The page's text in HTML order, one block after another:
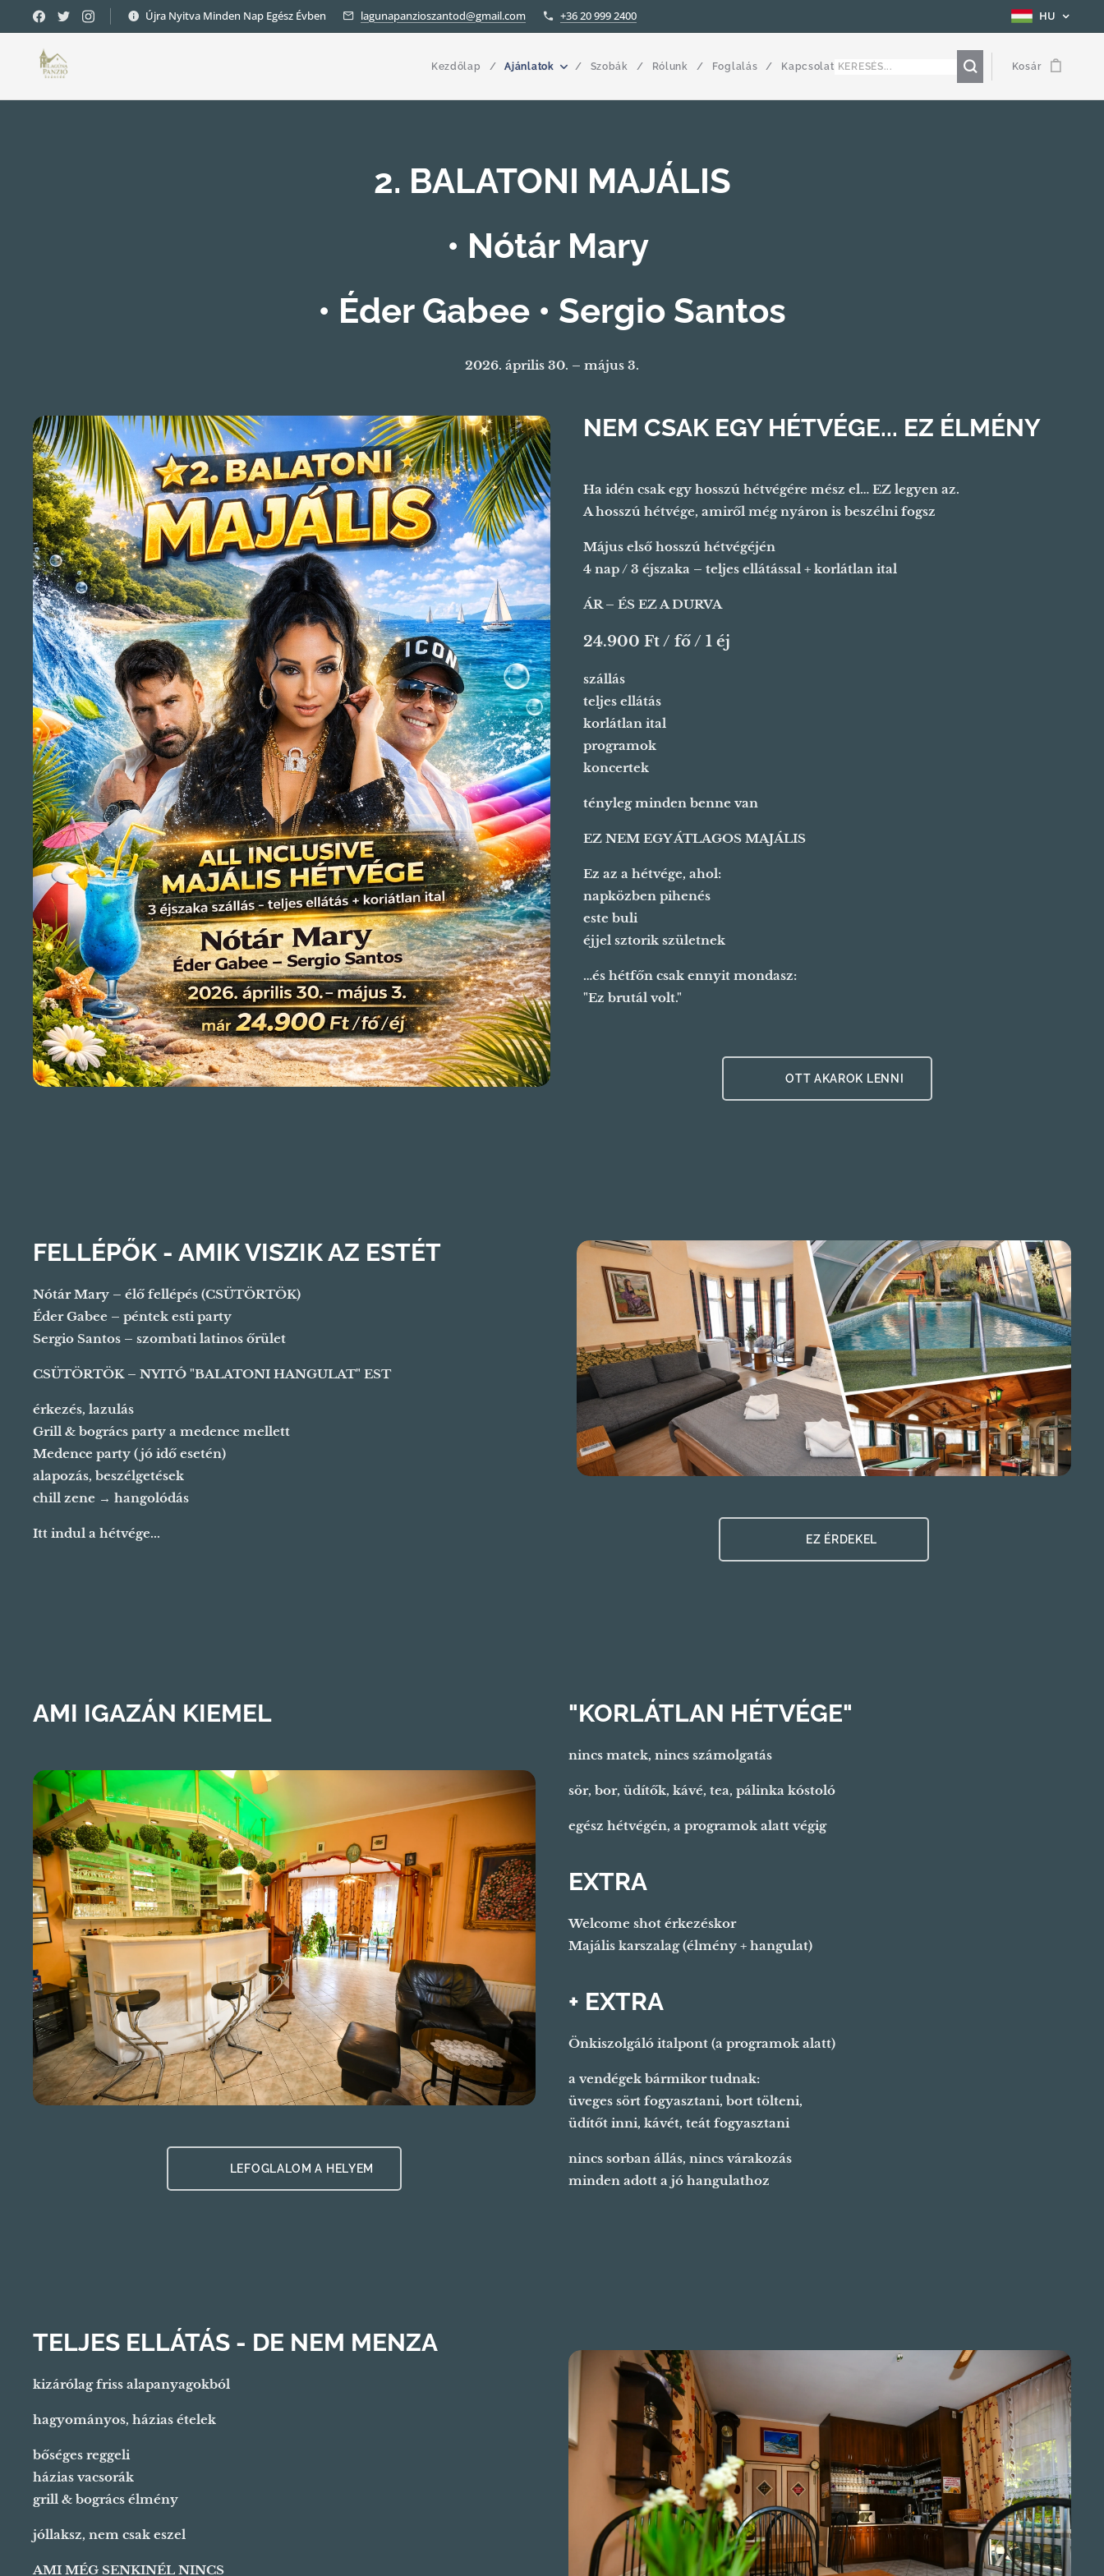
Újra Nyitva Minden Nap Egész Évben lagunapanzioszantod@gmail.com +36 20 999 2400 HU
Kezdőlap Ajánlatok Szobák Rólunk Foglalás Kapcsolat Kosár
2. BALATONI MAJÁLIS
• Nótár Mary
• Éder Gabee • Sergio Santos
2026. április 30. – május 3.
NEM CSAK EGY HÉTVÉGE... EZ ÉLMÉNY
Ha idén csak egy hosszú hétvégére mész el… EZ legyen az.
A hosszú hétvége, amiről még nyáron is beszélni fogsz
Május első hosszú hétvégéjén
4 nap / 3 éjszaka – teljes ellátással + korlátlan ital
ÁR – ÉS EZ A DURVA
24.900 Ft / fő / 1 éj
szállás
teljes ellátás
korlátlan ital
programok
koncertek
tényleg minden benne van
EZ NEM EGY ÁTLAGOS MAJÁLIS
Ez az a hétvége, ahol:
napközben pihenés
este buli
éjjel sztorik születnek
…és hétfőn csak ennyit mondasz:
"Ez brutál volt."
👉 👉 OTT AKAROK LENNI
FELLÉPŐK - AMIK VISZIK AZ ESTÉT
Nótár Mary – élő fellépés (CSÜTÖRTÖK)
Éder Gabee – péntek esti party
Sergio Santos – szombati latinos őrület
CSÜTÖRTÖK – NYITÓ "BALATONI HANGULAT" EST
érkezés, lazulás
Grill & bogrács party a medence mellett
Medence party (jó idő esetén)
alapozás, beszélgetések
chill zene → hangolódás
Itt indul a hétvége... 👉 👉 EZ ÉRDEKEL
AMI IGAZÁN KIEMEL
👉 👉 LEFOGLALOM A HELYEM
"KORLÁTLAN HÉTVÉGE"
nincs matek, nincs számolgatás
sör, bor, üdítők, kávé, tea, pálinka kóstoló
egész hétvégén, a programok alatt végig
EXTRA
Welcome shot érkezéskor
Majális karszalag (élmény + hangulat)
+ EXTRA
Önkiszolgáló italpont (a programok alatt)
a vendégek bármikor tudnak:
üveges sört fogyasztani, bort tölteni,
üdítőt inni, kávét, teát fogyasztani
nincs sorban állás, nincs várakozás
minden adott a jó hangulathoz
TELJES ELLÁTÁS - DE NEM MENZA
kizárólag friss alapanyagokból
hagyományos, házias ételek
bőséges reggeli
házias vacsorák
grill & bogrács élmény
jóllaksz, nem csak eszel
AMI MÉG SENKINÉL NINCS